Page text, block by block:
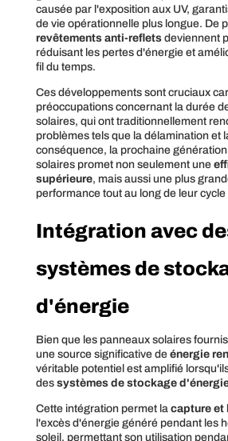
causée par l'exposition aux UV,
de vie opérationnelle plus longue. De
revêtements anti-refletsdeviennent
réduisant les pertes d'énergie et
fil du temps.
Ces développements sont cruciaux
préoccupations concernant la durée
solaires, qui ont traditionnellement
problèmes tels que la délamination et
conséquence, la prochaine
solaires promet non seulement une
supérieure, mais aussi une plus
performance tout au long de leur cycle
Intégration avec
systèmes de
d'énergie
Bien que les panneaux solaires
une source significative de énergie
véritable potentiel est amplifié
des systèmes de stockage
Cette intégration permet la capture et
l'excès d'énergie généré pendant les
soleil, permettant son utilisation